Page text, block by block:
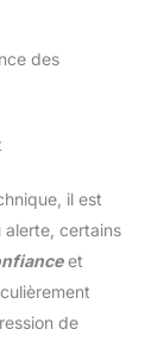
des
il est
alerte, certains
et
de